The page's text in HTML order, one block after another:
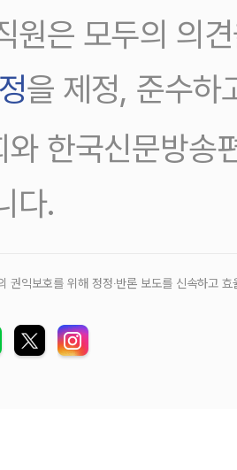
원은 모두의 의
을 제정, 준수하
와 한국신문방송
다.
권익보호를 위해 정정‧반론 보도를 신속하고